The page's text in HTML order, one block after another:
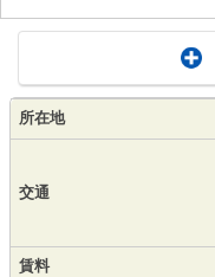
所在地
交通
賃料